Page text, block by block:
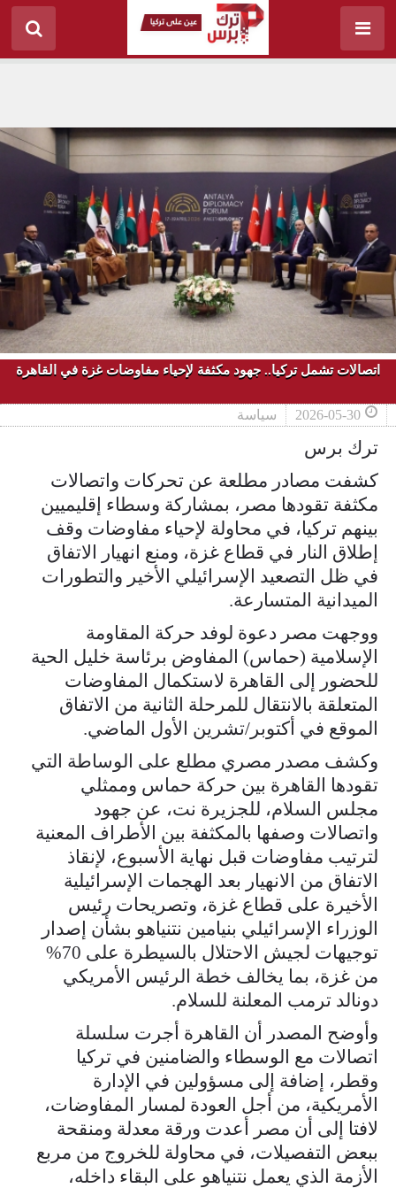
اتصالات تشمل تركيا.. جهود مكثفة لإحياء مفاوضات غزة في القاهرة
2026-05-30 سياسة
ترك برس
كشفت مصادر مطلعة عن تحركات واتصالات
مكثفة تقودها مصر، بمشاركة وسطاء إقليميين
بينهم تركيا، في محاولة لإحياء مفاوضات وقف
إطلاق النار في قطاع غزة، ومنع انهيار الاتفاق
في ظل التصعيد الإسرائيلي الأخير والتطورات
الميدانية المتسارعة.
ووجهت مصر دعوة لوفد حركة المقاومة
الإسلامية (حماس) المفاوض برئاسة خليل الحية
للحضور إلى القاهرة لاستكمال المفاوضات
المتعلقة بالانتقال للمرحلة الثانية من الاتفاق
الموقع في أكتوبر/تشرين الأول الماضي.
وكشف مصدر مصري مطلع على الوساطة التي
تقودها القاهرة بين حركة حماس وممثلي
مجلس السلام، للجزيرة نت، عن جهود
واتصالات وصفها بالمكثفة بين الأطراف المعنية
لترتيب مفاوضات قبل نهاية الأسبوع، لإنقاذ
الاتفاق من الانهيار بعد الهجمات الإسرائيلية
الأخيرة على قطاع غزة، وتصريحات رئيس
الوزراء الإسرائيلي بنيامين نتنياهو بشأن إصدار
توجيهات لجيش الاحتلال بالسيطرة على 70%
من غزة، بما يخالف خطة الرئيس الأمريكي
دونالد ترمب المعلنة للسلام.
وأوضح المصدر أن القاهرة أجرت سلسلة
اتصالات مع الوسطاء والضامنين في تركيا
وقطر، إضافة إلى مسؤولين في الإدارة
الأمريكية، من أجل العودة لمسار المفاوضات،
لافتا إلى أن مصر أعدت ورقة معدلة ومنقحة
ببعض التفصيلات، في محاولة للخروج من مربع
الأزمة الذي يعمل نتنياهو على البقاء داخله،